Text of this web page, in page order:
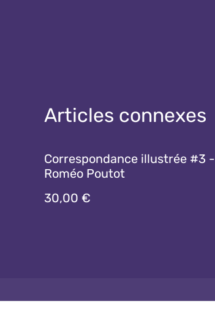
Articles connexes
Correspondance illustrée #3 -
Roméo Poutot
30,00 €